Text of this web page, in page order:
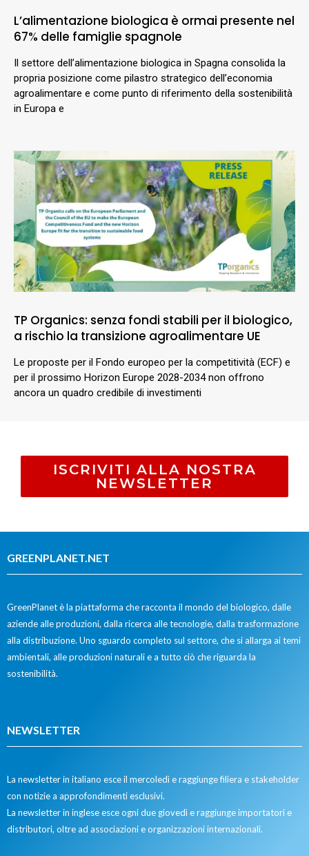
L’alimentazione biologica è ormai presente nel
67% delle famiglie spagnole
Il settore dell’alimentazione biologica in Spagna consolida la
propria posizione come pilastro strategico dell’economia
agroalimentare e come punto di riferimento della sostenibilità
in Europa e
TP Organics: senza fondi stabili per il biologico,
a rischio la transizione agroalimentare UE
Le proposte per il Fondo europeo per la competitività (ECF) e
per il prossimo Horizon Europe 2028-2034 non offrono
ancora un quadro credibile di investimenti
ISCRIVITI ALLA NOSTRA
NEWSLETTER
GREENPLANET.NET
GreenPlanet è la piattaforma che racconta il mondo del biologico, dalle
aziende alle produzioni, dalla ricerca alle tecnologie, dalla trasformazione
alla distribuzione. Uno sguardo completo sul settore, che si allarga ai temi
ambientali, alle produzioni naturali e a tutto ciò che riguarda la
sostenibilità.
NEWSLETTER
La newsletter in italiano esce il mercoledì e raggiunge filiera e stakeholder
con notizie a approfondimenti esclusivi.
La newsletter in inglese esce ogni due giovedì e raggiunge importatori e
distributori, oltre ad associazioni e organizzazioni internazionali.